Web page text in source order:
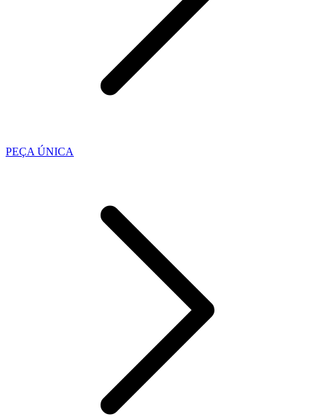
PEÇA ÚNICA